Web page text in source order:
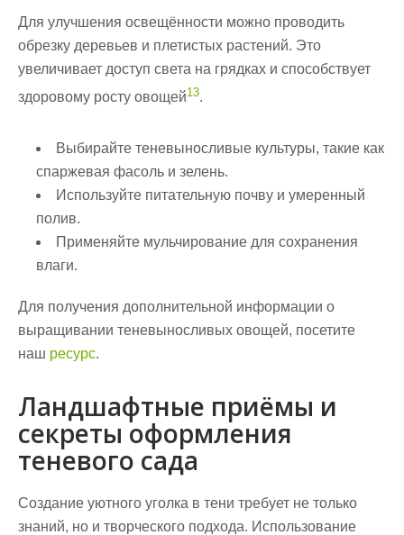
Для улучшения освещённости можно проводить
обрезку деревьев и плетистых растений. Это
увеличивает доступ света на грядках и способствует
здоровому росту овощей13.
Выбирайте теневыносливые культуры, такие как
спаржевая фасоль и зелень.
Используйте питательную почву и умеренный
полив.
Применяйте мульчирование для сохранения
влаги.
Для получения дополнительной информации о
выращивании теневыносливых овощей, посетите
наш ресурс.
Ландшафтные приёмы и
секреты оформления
теневого сада
Создание уютного уголка в тени требует не только
знаний, но и творческого подхода. Использование